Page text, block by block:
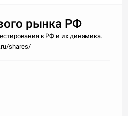
рынка РФ
в РФ и их динамика.
shares/